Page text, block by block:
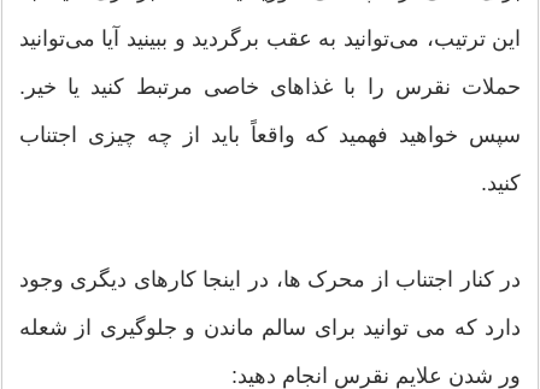
این ترتیب، می‌توانید به عقب برگردید و ببینید آیا می‌توانید
حملات نقرس را با غذاهای خاصی مرتبط کنید یا خیر.
سپس خواهید فهمید که واقعاً باید از چه چیزی اجتناب
کنید.
در کنار اجتناب از محرک ها، در اینجا کارهای دیگری وجود
دارد که می توانید برای سالم ماندن و جلوگیری از شعله
ور شدن علایم نقرس انجام دهید: